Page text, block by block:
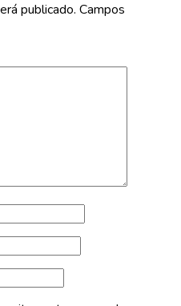
publicado. Campos